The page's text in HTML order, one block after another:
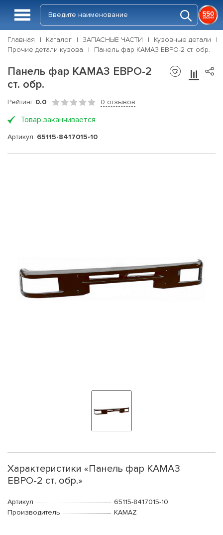
Главная Каталог ЗАПАСНЫЕ ЧАСТИ
Кузовные детали
Прочие детали кузова
Панель фар КАМАЗ ЕВРО-2 ст. обр.
Панель фар КАМАЗ ЕВРО-2
ст. обр.
Рейтинг 0.0 0 отзывов
Товар заканчивается
Артикул: 65115-8417015-10
Характеристики «Панель фар КАМАЗ
ЕВРО-2 ст. обр.»
Артикул
65115-8417015-10
Производитель
KAMAZ